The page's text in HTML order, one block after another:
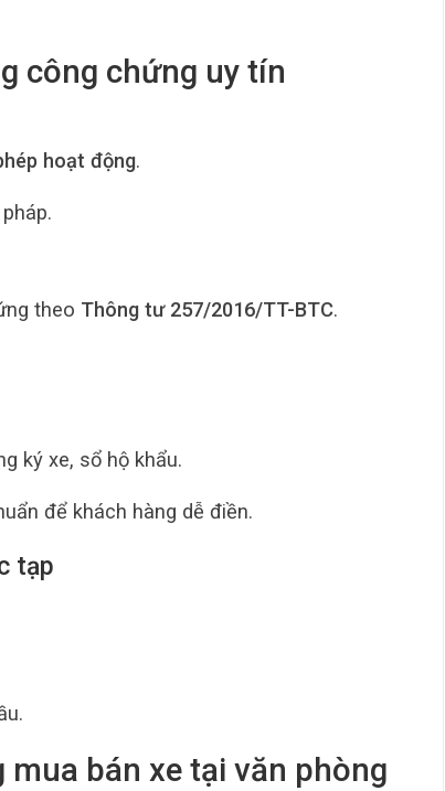
công chứng uy tín
hoạt động.
theo Thông tư 257/2016/TT-BTC.
ký xe, sổ hộ khẩu.
để khách hàng dễ điền.
tạp
bán xe tại văn phòng